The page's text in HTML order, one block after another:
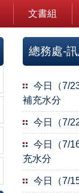
文書組
總務處-
今日（7/
補充水分
今日（7/
今日（7/
充水分
今日（7/